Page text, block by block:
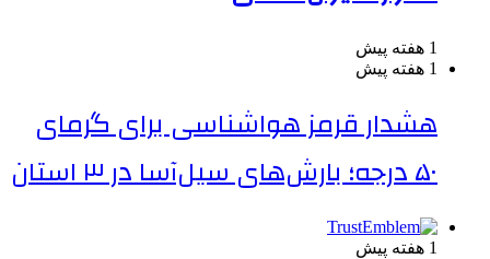
1 هفته پیش
1 هفته پیش
هشدار قرمز هواشناسی برای گرمای
۵۰ درجه؛ بارش‌های سیل‌آسا در ۳ استان
1 هفته پیش